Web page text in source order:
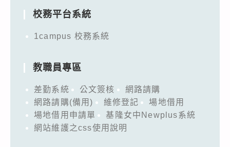
校務平台系統
1campus 校務系統
教職員專區
差勤系統 公文簽核
網路請購
網路請購(備用)
維修登記
場地借用
場地借用申請單
基隆女中Newplus系統
網站維護之css使用說明